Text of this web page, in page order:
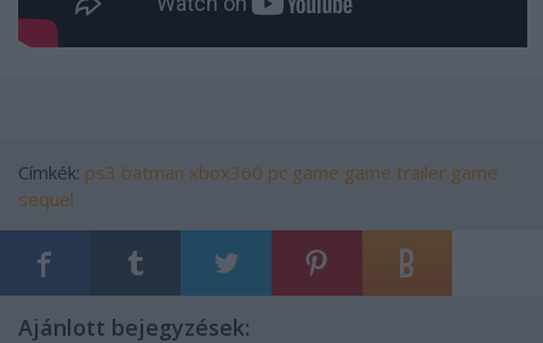
Címkék: ps3 batman xbox360 pc game game trailer game
sequel
Ajánlott bejegyzések: